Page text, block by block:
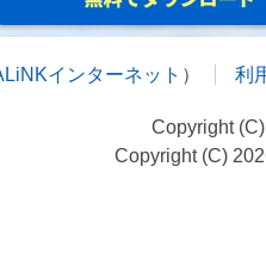
インターネット ） 利
Copyright
Copyright (C)